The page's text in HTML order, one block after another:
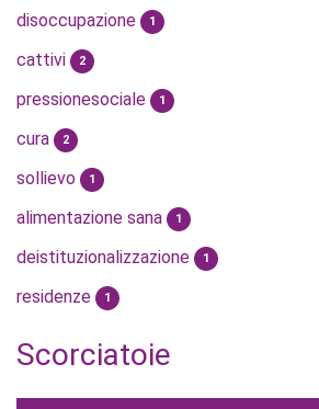
disoccupazione 1
cattivi 2
pressionesociale 1
cura 2
sollievo 1
alimentazione sana 1
deistituzionalizzazione 1
residenze 1
Scorciatoie